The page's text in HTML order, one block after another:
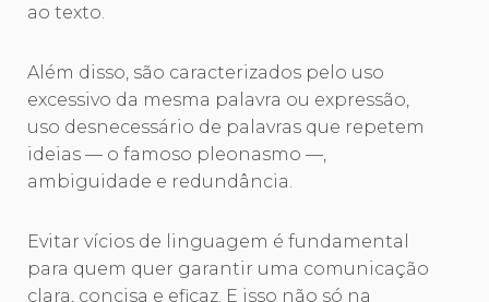
ao texto.
Além disso, são caracterizados pelo uso
excessivo da mesma palavra ou expressão,
uso desnecessário de palavras que repetem
ideias — o famoso pleonasmo —,
ambiguidade e redundância.
Evitar vícios de linguagem é fundamental
para quem quer garantir uma comunicação
clara, concisa e eficaz. E isso não só na